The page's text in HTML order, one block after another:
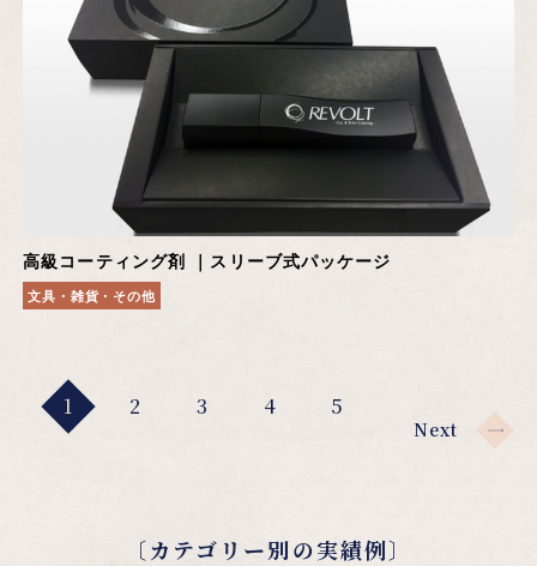
高級コーティング剤 ｜スリーブ式パッケージ
文具・雑貨・その他
1 2 3 4 5
Next
〔カテゴリー別の実績例〕